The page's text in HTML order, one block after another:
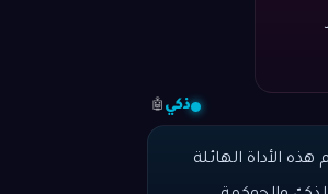
ذكي 🤖
الأداة الهائلة